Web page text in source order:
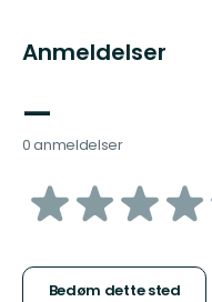
Anmeldelser
—
0 anmeldelser
ud
Bedøm dette sted